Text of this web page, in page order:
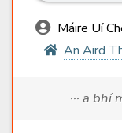
Máire Uí
An Aird
··· a bhí